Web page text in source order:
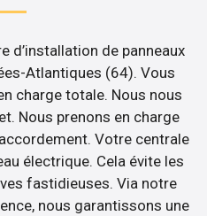
d’installation de panneaux
Atlantiques (64). Vous
charge totale. Nous nous
Nous prenons en charge
Votre centrale
électrique. Cela évite les
fastidieuses. Via notre
nous garantissons une